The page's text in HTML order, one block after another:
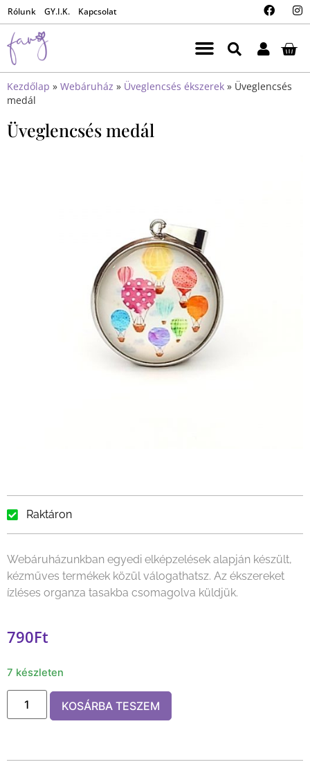
Rólunk GY.I.K. Kapcsolat
Kezdőlap » Webáruház » Üveglencsés ékszerek » Üveglencsés
medál
Üveglencsés medál
Raktáron
Webáruházunkban egyedi elképzelések alapján készült,
kézműves termékek közül válogathatsz. Az ékszereket
ízléses organza tasakba csomagolva küldjük.
790Ft
7 készleten
KOSÁRBA TESZEM